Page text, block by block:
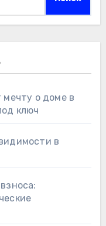
мечту о доме в
ключ
в